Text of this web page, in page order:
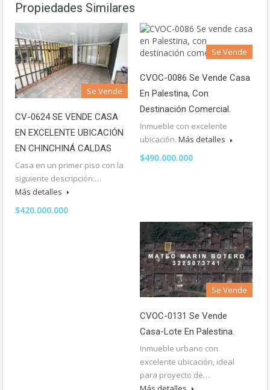
Propiedades Similares
Se Vende
CV-0624 SE VENDE CASA
EN EXCELENTE UBICACIÓN
EN CHINCHINÁ CALDAS
Casa en un primer piso con la
siguiente descripción:…
Más detalles
$420.000.000
Se Vende
CVOC-0086 Se Vende Casa
En Palestina, Con
Destinación Comercial.
Inmueble con excelente
ubicación. Más detalles
$490.000.000
Se Vende
CVOC-0131 Se Vende
Casa-Lote En Palestina.
Inmueble urbano con
excelente ubicación, ideal
para proyecto de…